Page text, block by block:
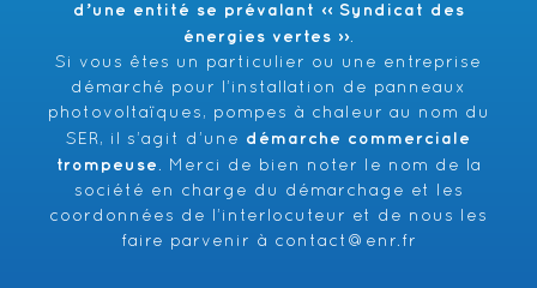
d’une entité se prévalant ‹‹ Syndicat des
énergies vertes ››.
Si vous êtes un particulier ou une entreprise
démarché pour l’installation de panneaux
photovoltaïques, pompes à chaleur au nom du
SER, il s’agit d’une démarche commerciale
trompeuse . Merci de bien noter le nom de la
société en charge du démarchage et les
coordonnées de l’interlocuteur et de nous les
faire parvenir à
contact@enr.fr